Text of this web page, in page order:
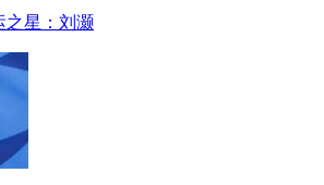
之星：刘灏